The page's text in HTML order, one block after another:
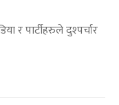
र पार्टीहरुले दुश्पर्चार